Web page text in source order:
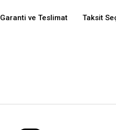
Garanti ve Teslimat Taksit